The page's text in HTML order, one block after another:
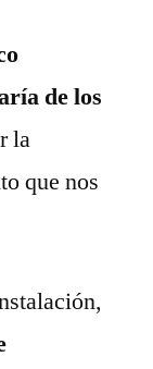
de los
la
que nos